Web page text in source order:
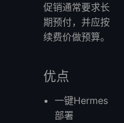
促销通常要求长
期预付，并应按
续费价做预算。
优点
一键Hermes
部署